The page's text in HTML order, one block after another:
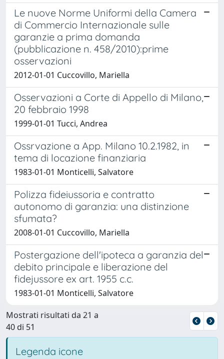
Le nuove Norme Uniformi della Camera
di Commercio Internazionale sulle
garanzie a prima domanda
(pubblicazione n. 458/2010):prime
osservazioni
2012-01-01 Cuccovillo, Mariella
Osservazioni a Corte di Appello di Milano,
20 febbraio 1998
1999-01-01 Tucci, Andrea
Ossrvazione a App. Milano 10.2.1982, in
tema di locazione finanziaria
1983-01-01 Monticelli, Salvatore
Polizza fideiussoria e contratto
autonomo di garanzia: una distinzione
sfumata?
2008-01-01 Cuccovillo, Mariella
Postergazione dell'ipoteca a garanzia del
debito principale e liberazione del
fidejussore ex art. 1955 c.c.
1983-01-01 Monticelli, Salvatore
Mostrati risultati da 21 a
40 di 51
Legenda icone